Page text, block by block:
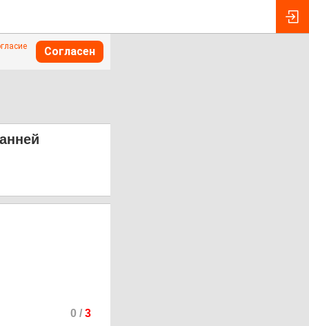
Согласен
0 / 3